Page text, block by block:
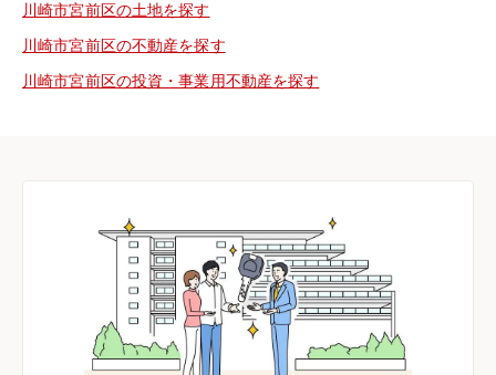
川崎市宮前区の土地を探す
川崎市宮前区の不動産を探す
川崎市宮前区の投資・事業用不動産を探す